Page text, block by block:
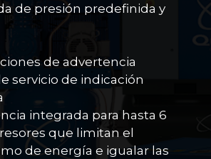
de presión predefinida y
de advertencia
servicio de indicación
integrada para hasta 6
que limitan el
de energía e igualar las